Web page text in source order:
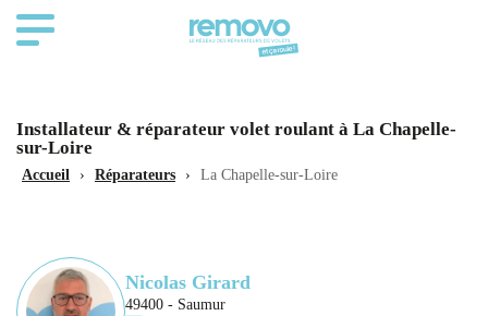
Installateur & réparateur volet roulant à La Chapelle-
sur-Loire
Accueil › Réparateurs › La Chapelle-sur-Loire
Nicolas Girard
49400 - Saumur